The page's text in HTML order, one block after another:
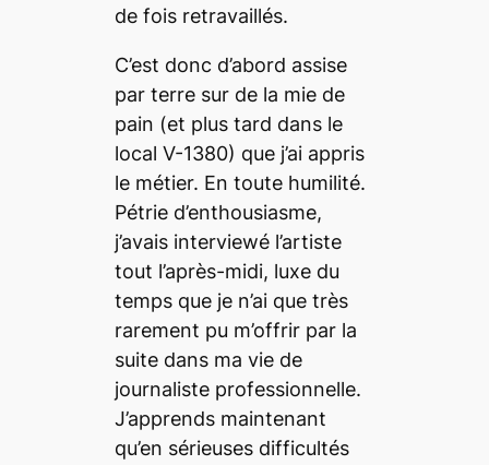
de fois retravaillés.
C’est donc d’abord assise
par terre sur de la mie de
pain (et plus tard dans le
local V-1380) que j’ai appris
le métier. En toute humilité.
Pétrie d’enthousiasme,
j’avais interviewé l’artiste
tout l’après-midi, luxe du
temps que je n’ai que très
rarement pu m’offrir par la
suite dans ma vie de
journaliste professionnelle.
J’apprends maintenant
qu’en sérieuses difficultés